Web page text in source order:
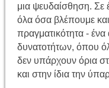
μια ψευδαίσθηση.
όλα όσα βλέπουμε
πραγματικότητα -
δυνατοτήτων, όπου
δεν υπάρχουν όρια
και στην ίδια την